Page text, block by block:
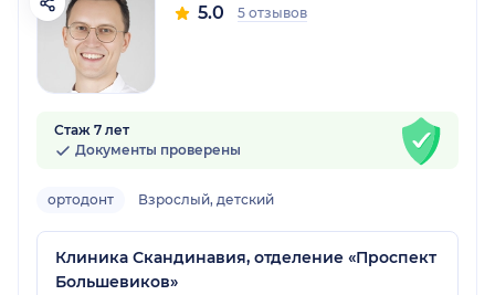
5.0 5 отзывов
Стаж 7 лет
Документы проверены
ортодонт Взрослый, детский
Клиника Скандинавия, отделение «Проспект
Большевиков»